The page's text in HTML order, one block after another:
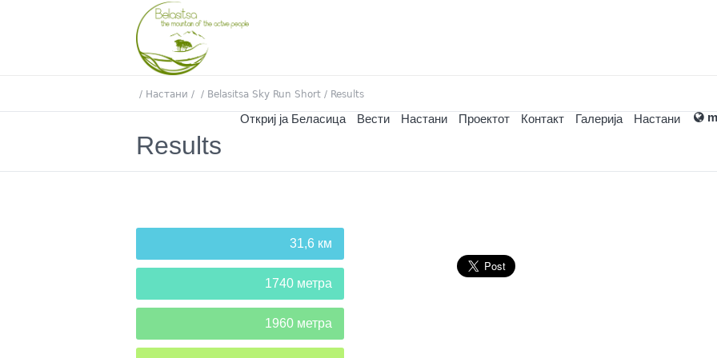
Откриј ја Беласица Вести Настани Проектот Контакт Галерија Настани
/ Настани / / Belasitsa Sky Run Short / Results
Results
31,6 км
1740 метра
1960 метра